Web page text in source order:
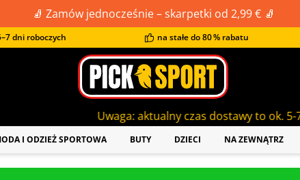
🧦 Zamów jednocześnie – skarpetki od 2,99 € 🧦
dni roboczych na stałe do 80 % rabatu
Uwaga: aktualny czas dostawy to ok. 5-7 dni roboczych!
I ODZIEŻ SPORTOWA BUTY DZIECI NA ZEWNĄTRZ